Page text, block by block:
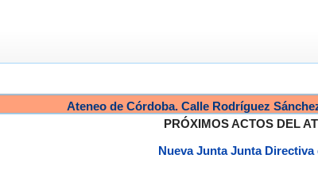
Ateneo de Córdoba. Calle Rodríguez
PRÓXIMOS ACTOS DEL
Nueva Junta Junta